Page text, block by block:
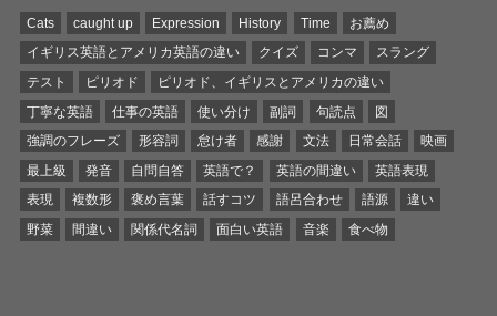
Cats caught up Expression History Time
お薦め
イギリス英語とアメリカ英語の違い
クイズ コンマ
スラング
テスト
ピリオド
ピリオド、イギリスとアメリカの違い
丁寧な英語
仕事の英語 使い分け 副詞 句読点
図
強調のフレーズ
形容詞 怠け者 感謝 文法 日常会話
映画
最上級
発音 自問自答 英語で？ 英語の間違い
英語表現
表現
複数形 褒め言葉 話すコツ 語呂合わせ 語源
違い
野菜
間違い 関係代名詞 面白い英語 音楽 食べ物